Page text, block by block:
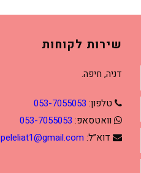
שירות לקוחות
דניה, חיפה.
טלפון: 053-7055053
וואטסאפ: 053-7055053
דוא”ל: peleliat1@gmail.com